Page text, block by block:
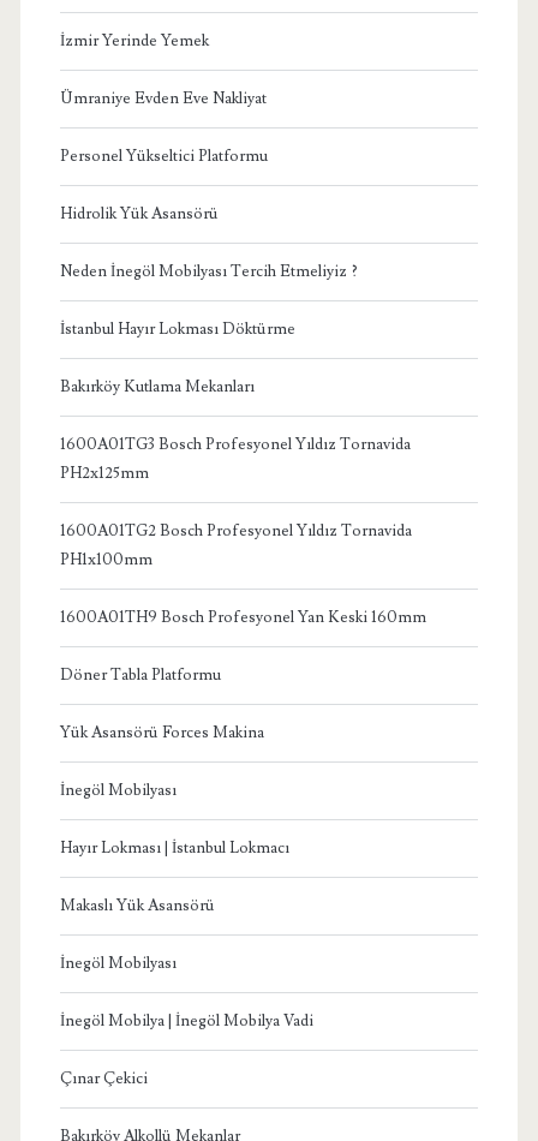
İzmir Yerinde Yemek
Ümraniye Evden Eve Nakliyat
Personel Yükseltici Platformu
Hidrolik Yük Asansörü
Neden İnegöl Mobilyası Tercih Etmeliyiz ?
İstanbul Hayır Lokması Döktürme
Bakırköy Kutlama Mekanları
1600A01TG3 Bosch Profesyonel Yıldız Tornavida
PH2x125mm
1600A01TG2 Bosch Profesyonel Yıldız Tornavida
PH1x100mm
1600A01TH9 Bosch Profesyonel Yan Keski 160mm
Döner Tabla Platformu
Yük Asansörü Forces Makina
İnegöl Mobilyası
Hayır Lokması | İstanbul Lokmacı
Makaslı Yük Asansörü
İnegöl Mobilyası
İnegöl Mobilya | İnegöl Mobilya Vadi
Çınar Çekici
Bakırköy Alkollü Mekanlar